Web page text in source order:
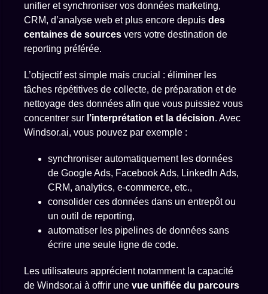
unifier et synchroniser vos données marketing,
CRM, d’analyse web et plus encore depuis des
centaines de sources vers votre destination de
reporting préférée.
L’objectif est simple mais crucial : éliminer les
tâches répétitives de collecte, de préparation et de
nettoyage des données afin que vous puissiez vous
concentrer sur l’interprétation et la décision. Avec
Windsor.ai, vous pouvez par exemple :
synchroniser automatiquement les données
de Google Ads, Facebook Ads, LinkedIn Ads,
CRM, analytics, e-commerce, etc.,
consolider ces données dans un entrepôt ou
un outil de reporting,
automatiser les pipelines de données sans
écrire une seule ligne de code.
Les utilisateurs apprécient notamment la capacité
de Windsor.ai à offrir une vue unifiée du parcours